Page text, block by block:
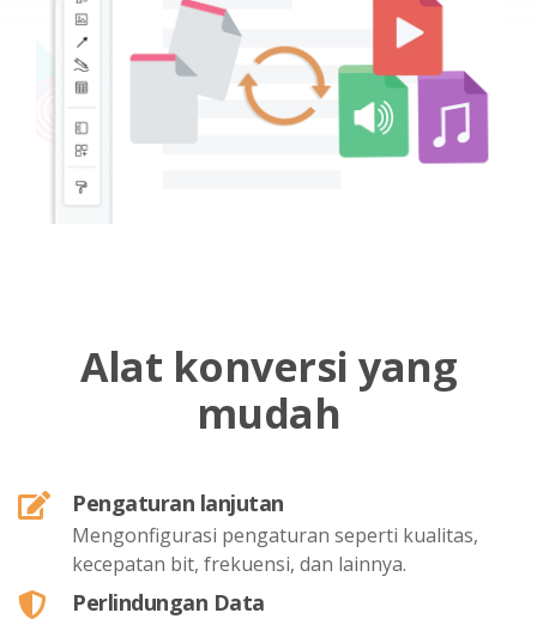
Alat konversi yang
mudah
Pengaturan lanjutan
Mengonfigurasi pengaturan seperti kualitas,
kecepatan bit, frekuensi, dan lainnya.
Perlindungan Data